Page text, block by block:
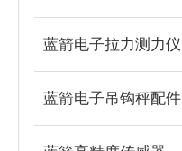
蓝箭电子拉力测力仪
蓝箭电子吊钩秤配件